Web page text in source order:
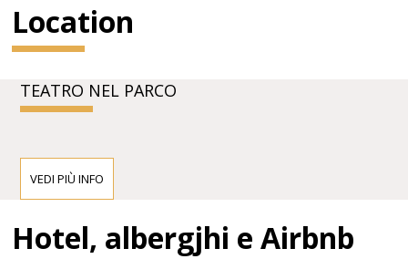
Location
TEATRO NEL PARCO
VEDI PIÙ INFO
Hotel, albergjhi e Airbnb